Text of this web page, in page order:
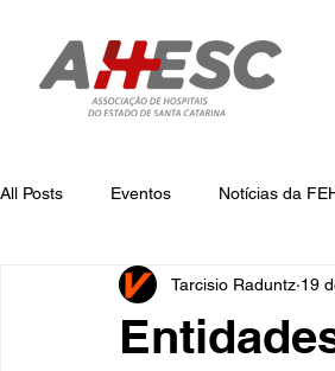
All Posts Eventos Notícias da
Notícias da AHESC
Tarcisio Raduntz 19